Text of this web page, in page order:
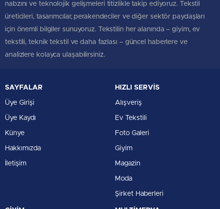
nabzını ve teknolojik gelişmeleri titizlikle takip ediyoruz. Tekstil
üreticileri, tasarımcılar, perakendeciler ve diğer sektör paydaşları
için önemli bilgiler sunuyoruz. Tekstilin her alanında – giyim, ev
tekstili, teknik tekstil ve daha fazlası – güncel haberlere ve
analizlere kolayca ulaşabilirsiniz.
SAYFALAR
Üye Girişi
Üye Kaydı
Künye
Hakkımızda
İletişim
HIZLI SERVİS
Alışveriş
Ev Tekstili
Foto Galeri
Giyim
Magazin
Moda
Şirket Haberleri